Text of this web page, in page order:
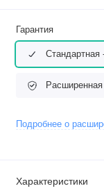
Гарантия
Стандартная
Подробнее о
Характеристики